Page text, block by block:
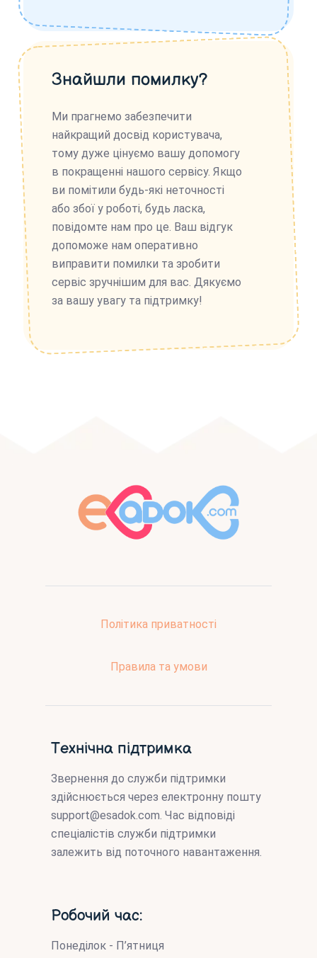
Знайшли помилку?
Ми прагнемо забезпечити
найкращий досвід користувача,
тому дуже цінуємо вашу допомогу
в покращенні нашого сервісу. Якщо
ви помітили будь-які неточності
або збої у роботі, будь ласка,
повідомте нам про це. Ваш відгук
допоможе нам оперативно
виправити помилки та зробити
сервіс зручнішим для вас. Дякуємо
за вашу увагу та підтримку!
Політика приватності
Правила та умови
Технічна підтримка
Звернення до служби підтримки
здійснюється через електронну пошту
support@esadok.com . Час відповіді
спеціалістів служби підтримки
залежить від поточного навантаження.
Робочий час:
Понеділок - П’ятниця